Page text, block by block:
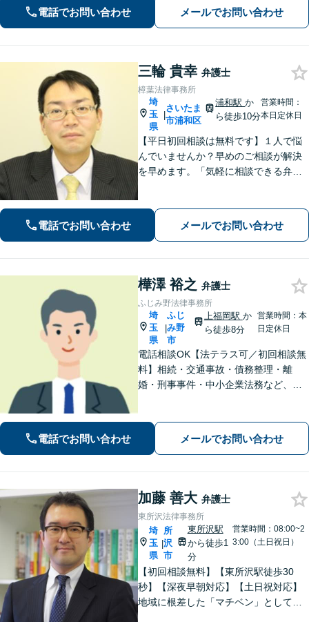
豊富】【示談成功・不起訴獲得の実績
豊富】あなたの権利を守り、最善の結
電話でお問い合わせ メールでお問い合わせ
三輪 貴幸 弁護士
樟葉法律事務所
埼
玉
県
|
さいたま
市浦和区
浦和駅か
ら徒歩10分
営業時間：
本日定休日
【平日初回相談は無料です】１人で悩
んでいませんか？早めのご相談が解決
を早めます。「気軽に相談できる弁護
かした迅速な行動力でサポートしま
す。まずはお気軽にご相談ください。
電話でお問い合わせ メールでお問い合わせ
樺澤 裕之 弁護士
ふじみ野法律事務所
埼
玉
県
|
ふじ
み野
市
上福岡駅 か
ら徒歩8分
営業時間：本
日定休日
電話相談OK【法テラス可／初回相談無
料】相続・交通事故・債務整理・離
婚・刑事事件・中小企業法務など、お
へと導きます【休日夜間対応】【上福
岡駅8分】【駐車場あり】
電話でお問い合わせ メールでお問い合わせ
加藤 善大 弁護士
東所沢法律事務所
埼
玉
県
|
所
沢
市
東所沢駅
から徒歩1
分
営業時間：08:00~2
3:00（土日祝日）
【初回相談無料】【東所沢駅徒歩30
秒】【深夜早朝対応】【土日祝対応】
地域に根差した「マチベン」として、